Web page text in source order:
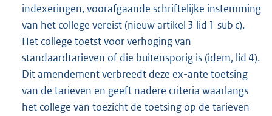
indexeringen, voorafgaande schriftelijke instemming
van het college vereist (nieuw artikel 3 lid 1 sub c).
Het college toetst voor verhoging van
standaardtarieven of die buitensporig is (idem, lid 4).
Dit amendement verbreedt deze ex-ante toetsing
van de tarieven en geeft nadere criteria waarlangs
het college van toezicht de toetsing op de tarieven